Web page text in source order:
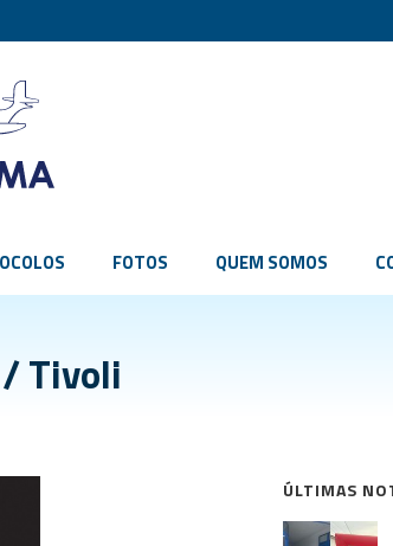
FOTOS QUEM SOMOS
Tivoli
ÚLTIMAS